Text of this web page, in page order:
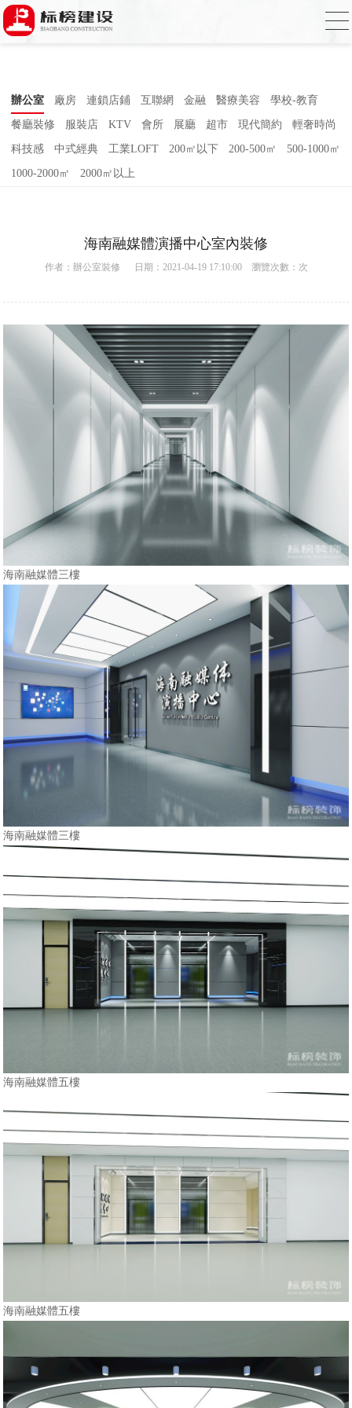
草莓视频下载网址,草莓视频官网,草莓视频
下载色,草莓视频APP无限观看2023
辦公室 廠房 連鎖店鋪 互聯網 金融 醫療美容 學校-教育
餐廳裝修 服裝店 KTV 會所 展廳 超市 現代簡約 輕奢時尚
科技感 中式經典 工業LOFT 200㎡以下 200-500㎡ 500-1000㎡
1000-2000㎡ 2000㎡以上
海南融媒體演播中心室內裝修
作者： 辦公室裝修 日期：2021-04-19 17:10:00 瀏覽次數： 次
海南融媒體三樓
海南融媒體三樓
海南融媒體五樓
海南融媒體五樓